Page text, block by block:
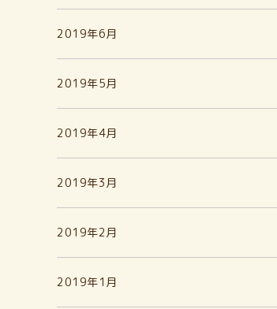
2019年6月
2019年5月
2019年4月
2019年3月
2019年2月
2019年1月